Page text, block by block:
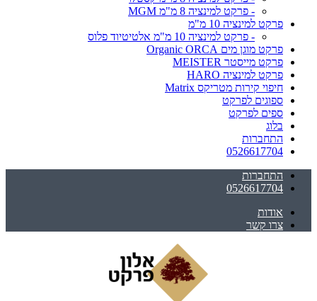
- פרקט למינציה 8 מ"מ MGM
פרקט למינציה 10 מ"מ
- פרקט למינציה 10 מ"מ אלטיטיוד פלוס
פרקט מוגן מים Organic ORCA
פרקט מייסטר MEISTER
פרקט למינציה HARO
חיפוי קירות מטריקס Matrix
ספוגים לפרקט
ספים לפרקט
בלוג
התחברות
0526617704
התחברות
0526617704
אודות
צרו קשר